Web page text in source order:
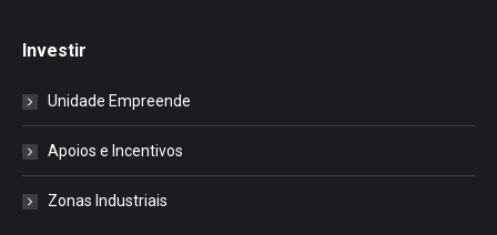
Investir
Unidade Empreende
Apoios e Incentivos
Zonas Industriais